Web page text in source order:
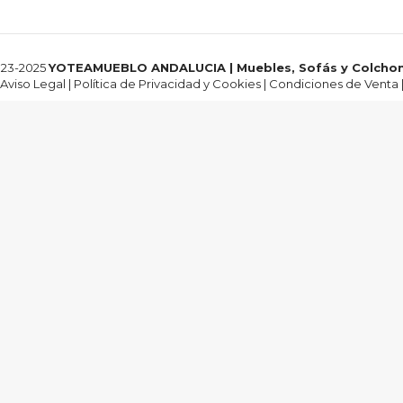
2025YOTEAMUEBLO ANDALUCIA | Muebles, Sofás y
Aviso Legal | Política de Privacidad y Cookies | Condiciones de Venta |